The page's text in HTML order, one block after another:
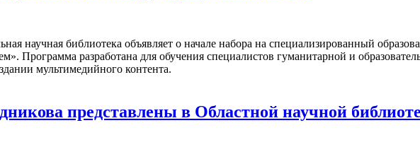
научная библиотека объявляет о начале набора на специализированный
Программа разработана для обучения специалистов гуманитарной и
мультимедийного контента.
представлены в Областной научной